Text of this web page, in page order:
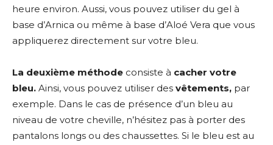
heure environ. Aussi, vous pouvez utiliser du gel à
base d’Arnica ou même à base d’Aloé Vera que vous
appliquerez directement sur votre bleu.
La deuxième méthode consiste à cacher votre
bleu. Ainsi, vous pouvez utiliser des vêtements, par
exemple. Dans le cas de présence d’un bleu au
niveau de votre cheville, n’hésitez pas à porter des
pantalons longs ou des chaussettes. Si le bleu est au